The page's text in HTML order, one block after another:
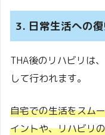
3. 日常生活への
THA後のリハビリは
して行われます。
自宅での生活をスム
イントや、リハビリ